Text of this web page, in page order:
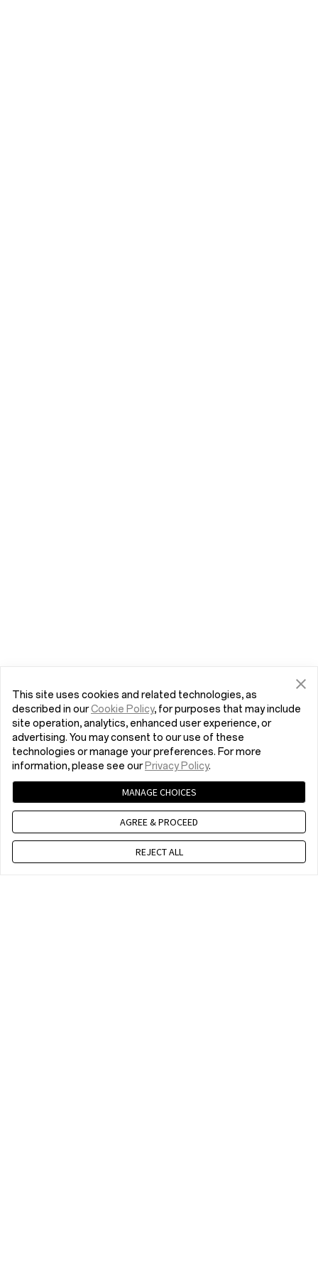
This site uses cookies and related technologies, as
described in ourCookie Policy, for purposes that may include
site operation, analytics, enhanced user experience, or
advertising. You may consent to our use of these
technologies or manage your preferences. For more
information, please see our Privacy Policy.
MANAGE CHOICES
AGREE & PROCEED
REJECT ALL